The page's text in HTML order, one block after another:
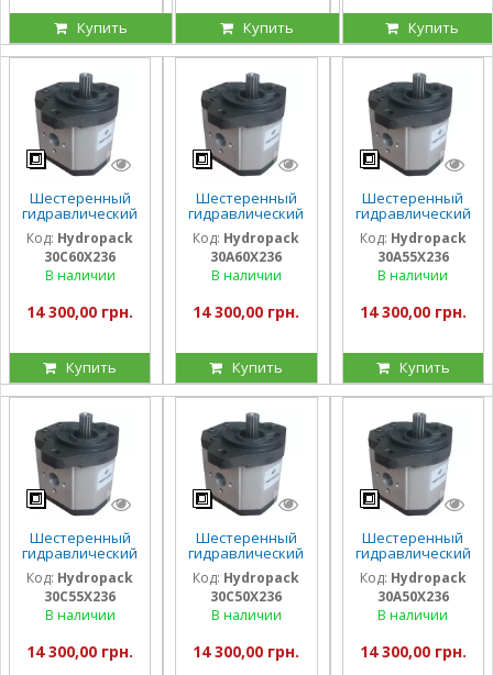
Купить Купить Купить
Шестеренный
гидравлический
насос Hydropack
30C60X236 (60
см3) правого
вращения
Код: Hydropack
30C60X236
В наличии
14 300,00 грн.
Купить
Шестеренный
гидравлический
насос Hydropack
30A60X236 (60
см3) левого
вращения
Код: Hydropack
30A60X236
В наличии
14 300,00 грн.
Купить
Шестеренный
гидравлический
насос Hydropack
30A55X236 (55
см3) левого
вращения
Код: Hydropack
30A55X236
В наличии
14 300,00 грн.
Купить
Шестеренный
гидравлический
насос Hydropack
30C55X236 (55
см3) правого
вращения
Код: Hydropack
30C55X236
В наличии
14 300,00 грн.
Шестеренный
гидравлический
насос Hydropack
30C50X236 (50
см3) правого
вращения
Код: Hydropack
30C50X236
В наличии
14 300,00 грн.
Шестеренный
гидравлический
насос Hydropack
30A50X236 (50
см3) левого
вращения
Код: Hydropack
30A50X236
В наличии
14 300,00 грн.